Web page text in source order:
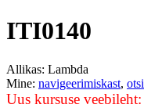
ITI0140
Allikas: Lambda
Mine: navigeerimiskast, otsi
Uus kursuse veebileht: